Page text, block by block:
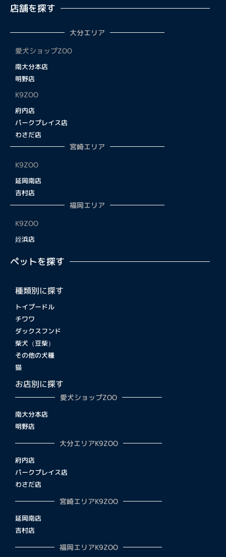
店舗を探す
大分エリア
愛犬ショップZOO
南大分本店
明野店
K9ZOO
府内店
パークプレイス店
わさだ店
宮崎エリア
K9ZOO
延岡南店
吉村店
福岡エリア
K9ZOO
姪浜店
ペットを探す
種類別に探す
トイプードル
チワワ
ダックスフンド
柴犬（豆柴）
その他の犬種
猫
お店別に探す
愛犬ショップZOO
南大分本店
明野店
大分エリアK9ZOO
府内店
パークプレイス店
わさだ店
宮崎エリアK9ZOO
延岡南店
吉村店
福岡エリアK9ZOO